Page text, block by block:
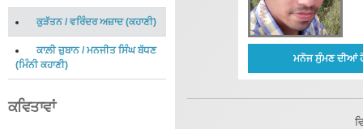
ਕੁੜੱਤਨ/ ਵਰਿੰਦਰ ਅਜ਼ਾਦ(ਕਹਾਣੀ)
ਕਾਲ਼ੀ ਜ਼ੁਬਾਨ/ਮਨਜੀਤ ਸਿੰਘ ਬੱਧਣ
(ਮਿੰਨੀ ਕਹਾਣੀ)
ਕਵਿਤਾਵਾਂ
ਮਨੋਜ ਸੁੰਮਣ ਦੀਆਂ